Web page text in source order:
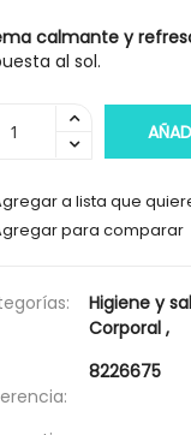
calmante y
al sol.
a lista que
para comparar
Higiene y
Corporal ,
8226675
Champú Caspa